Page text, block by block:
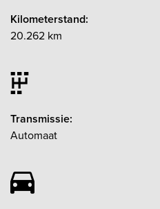
Kilometerstand:
20.262 km
Transmissie:
Automaat